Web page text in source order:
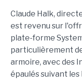
Claude Halk,
est revenu sur
plate-forme
particulièrement
armoire, avec des
épaulés suivant